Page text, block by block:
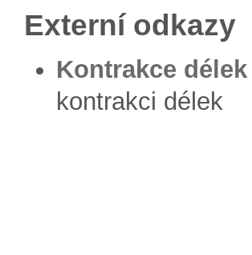
Externí odkazy
Kontrakce délek
kontrakci délek